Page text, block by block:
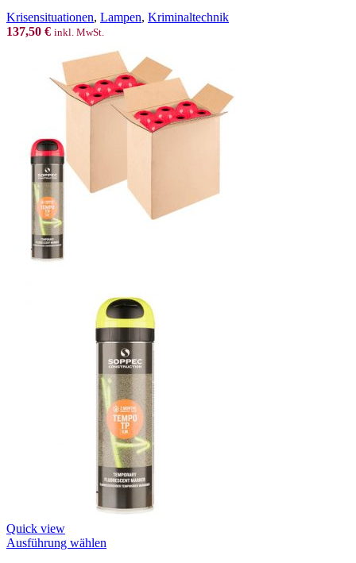
Krisensituationen, Lampen, Kriminaltechnik
137,50 € inkl. MwSt.
Quick view
Ausführung wählen